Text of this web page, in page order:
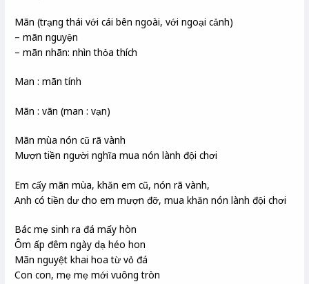
Mãn (trạng thái với cái bên ngoài, với ngoại cảnh)
– mãn nguyện
– mãn nhãn: nhìn thỏa thích
Man : mãn tính
Mãn : vãn (man : vạn)
Mãn mùa nón cũ rã vành
Mượn tiền người nghĩa mua nón lành đội chơi
Em cấy mãn mùa, khăn em cũ, nón rã vành,
Anh có tiền dư cho em mượn đỡ, mua khăn nón lành đội chơi
Bác mẹ sinh ra đá mấy hòn
Ôm ấp đêm ngày dạ héo hon
Mãn nguyệt khai hoa từ vỏ đá
Con con, mẹ mẹ mới vuông tròn